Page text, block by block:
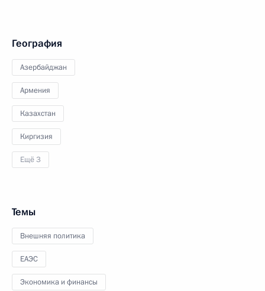
География
Азербайджан
Армения
Казахстан
Киргизия
Ещё 3
Темы
Внешняя политика
ЕАЭС
Экономика и финансы